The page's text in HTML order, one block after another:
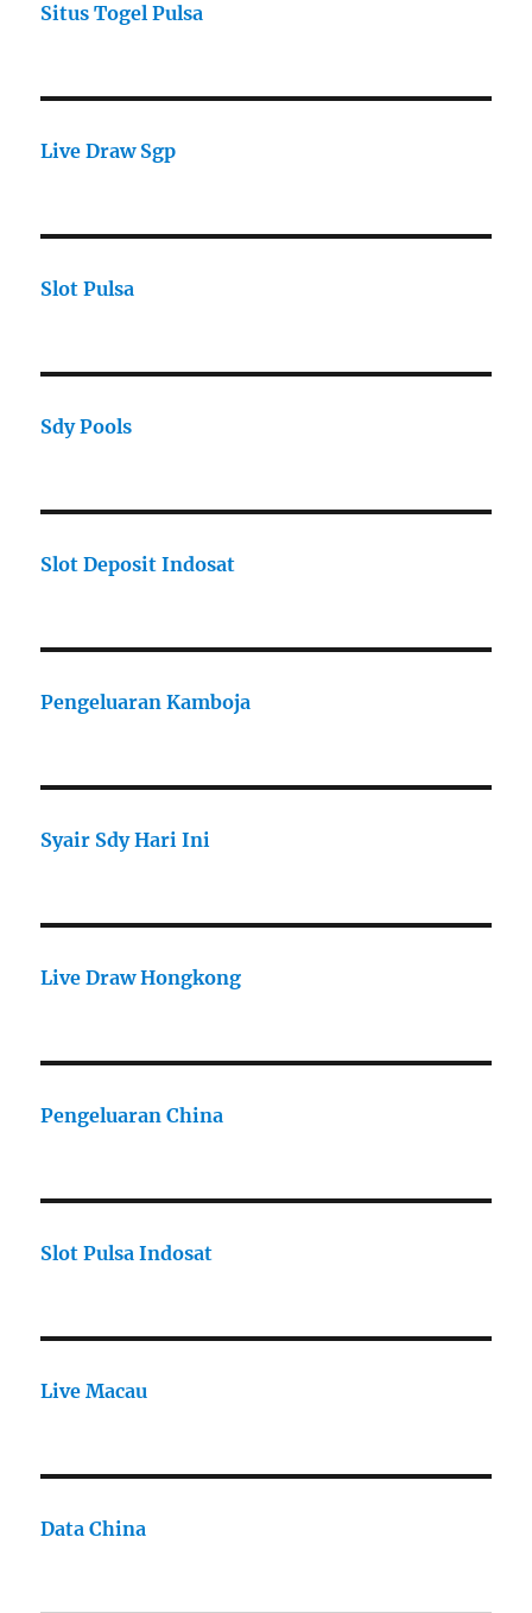
Situs Togel Pulsa
Live Draw Sgp
Slot Pulsa
Sdy Pools
Slot Deposit Indosat
Pengeluaran Kamboja
Syair Sdy Hari Ini
Live Draw Hongkong
Pengeluaran China
Slot Pulsa Indosat
Live Macau
Data China